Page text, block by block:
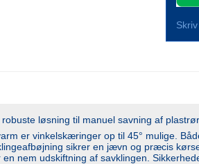
løsning til manuel savning af
er vinkelskæringer op til 45° mulige.
sikrer en jævn og præcis
nem udskiftning af savklingen.